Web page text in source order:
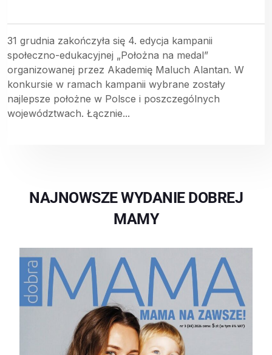
31 grudnia zakończyła się 4. edycja kampanii
społeczno-edukacyjnej „Położna na medal”
organizowanej przez Akademię Maluch Alantan. W
konkursie w ramach kampanii wybrane zostały
najlepsze położne w Polsce i poszczególnych
województwach. Łącznie...
NAJNOWSZE WYDANIE DOBREJ
MAMY